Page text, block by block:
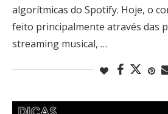
algorítmicas do Spotify. Hoje, o
feito principalmente através das
streaming musical, …